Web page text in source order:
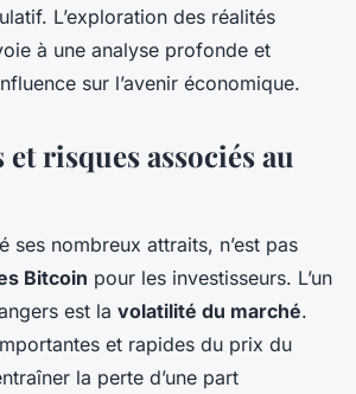
L’exploration des réalités
à une analyse profonde et
sur l’avenir économique.
et risques associés au
ses nombreux attraits, n’est pas
Bitcoin pour les investisseurs. L’un
est la volatilité du marché.
et rapides du prix du
la perte d’une part